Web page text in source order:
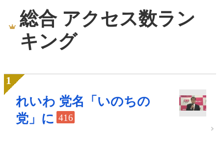
総合 アクセス数ラン
キング
れいわ 党名「いのちの
党」に 416